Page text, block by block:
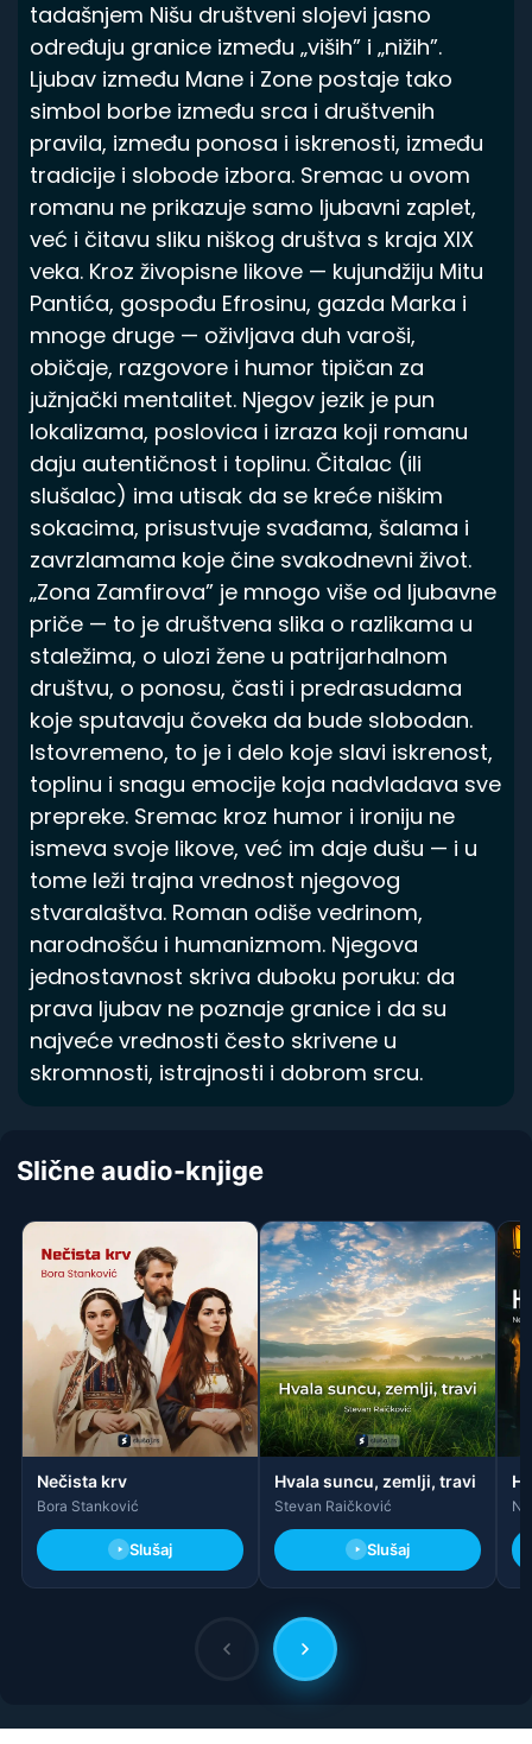
tadašnjem Nišu društveni slojevi jasno
određuju granice između „viših” i „nižih”.
Ljubav između Mane i Zone postaje tako
simbol borbe između srca i društvenih
pravila, između ponosa i iskrenosti, između
tradicije i slobode izbora. Sremac u ovom
romanu ne prikazuje samo ljubavni zaplet,
već i čitavu sliku niškog društva s kraja XIX
veka. Kroz živopisne likove — kujundžiju Mitu
Pantića, gospođu Efrosinu, gazda Marka i
mnoge druge — oživljava duh varoši,
običaje, razgovore i humor tipičan za
južnjački mentalitet. Njegov jezik je pun
lokalizama, poslovica i izraza koji romanu
daju autentičnost i toplinu. Čitalac (ili
slušalac) ima utisak da se kreće niškim
sokacima, prisustvuje svađama, šalama i
zavrzlamama koje čine svakodnevni život.
„Zona Zamfirova” je mnogo više od ljubavne
priče — to je društvena slika o razlikama u
staležima, o ulozi žene u patrijarhalnom
društvu, o ponosu, časti i predrasudama
koje sputavaju čoveka da bude slobodan.
Istovremeno, to je i delo koje slavi iskrenost,
toplinu i snagu emocije koja nadvladava sve
prepreke. Sremac kroz humor i ironiju ne
ismeva svoje likove, već im daje dušu — i u
tome leži trajna vrednost njegovog
stvaralaštva. Roman odiše vedrinom,
narodnošću i humanizmom. Njegova
jednostavnost skriva duboku poruku: da
prava ljubav ne poznaje granice i da su
najveće vrednosti često skrivene u
skromnosti, istrajnosti i dobrom srcu.
Slične audio-knjige
Nečista krv
Bora Stanković
Slušaj
Hvala suncu, zemlji, travi
Stevan Raičković
Slušaj